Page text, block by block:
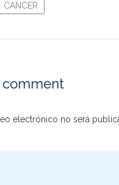
CANCER
comment
electrónico no será